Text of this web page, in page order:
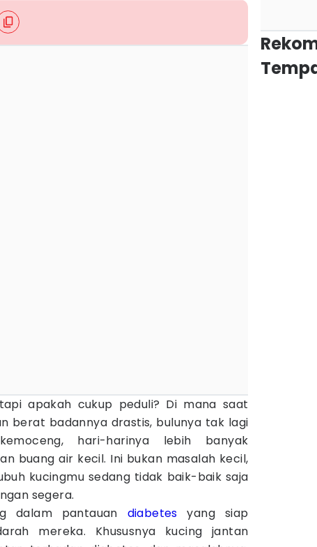
apakah cukup peduli? Di mana saat
berat badannya drastis, bulunya tak lagi
hari-harinya lebih banyak
buang air kecil. Ini bukan masalah kecil,
kucingmu sedang tidak baik-baik saja
segera.
dalam pantauan diabetes yang siap
mereka. Khususnya kucing jantan